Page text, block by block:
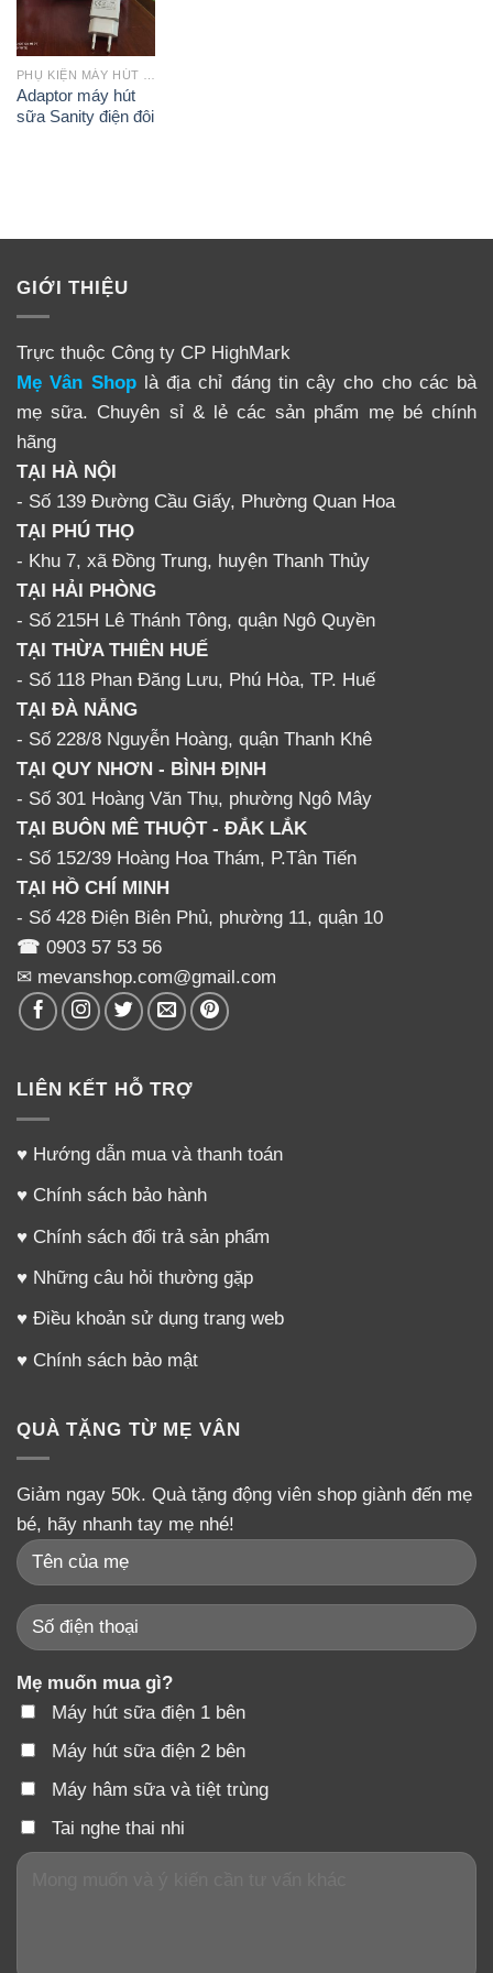
PHỤ KIỆN MÁY HÚT SỮA
Adaptor máy hút
sữa Sanity điện đôi
GIỚI THIỆU
Trực thuộc Công ty CP HighMark
Mẹ Vân Shoplà địa chỉ đáng tin cậy cho cho các bà
mẹ sữa. Chuyên sỉ & lẻ các sản phẩm mẹ bé chính
hãng
TẠI HÀ NỘI
- Số 139 Đường Cầu Giấy, Phường Quan Hoa
TẠI PHÚ THỌ
- Khu 7, xã Đồng Trung, huyện Thanh Thủy
TẠI HẢI PHÒNG
- Số 215H Lê Thánh Tông, quận Ngô Quyền
TẠI THỪA THIÊN HUẾ
- Số 118 Phan Đăng Lưu, Phú Hòa, TP. Huế
TẠI ĐÀ NẴNG
- Số 228/8 Nguyễn Hoàng, quận Thanh Khê
TẠI QUY NHƠN - BÌNH ĐỊNH
- Số 301 Hoàng Văn Thụ, phường Ngô Mây
TẠI BUÔN MÊ THUỘT - ĐẮK LẮK
- Số 152/39 Hoàng Hoa Thám, P.Tân Tiến
TẠI HỒ CHÍ MINH
- Số 428 Điện Biên Phủ, phường 11, quận 10
☎ 0903 57 53 56
✉ mevanshop.com@gmail.com
LIÊN KẾT HỖ TRỢ
♥ Hướng dẫn mua và thanh toán
♥ Chính sách bảo hành
♥ Chính sách đổi trả sản phẩm
♥ Những câu hỏi thường gặp
♥ Điều khoản sử dụng trang web
♥ Chính sách bảo mật
QUÀ TẶNG TỪ MẸ VÂN
Giảm ngay 50k. Quà tặng động viên shop giành đến mẹ
bé, hãy nhanh tay mẹ nhé!
Mẹ muốn mua gì?
Máy hút sữa điện 1 bên
Máy hút sữa điện 2 bên
Máy hâm sữa và tiệt trùng
Tai nghe thai nhi